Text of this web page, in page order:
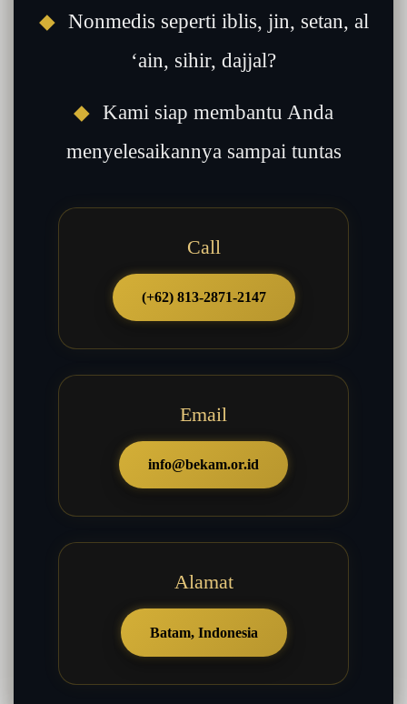
◆ Nonmedis seperti iblis, jin, setan, al
‘ain, sihir, dajjal?
◆ Kami siap membantu Anda
menyelesaikannya sampai tuntas
Call
(+62) 813-2871-2147
Email
info@bekam.or.id
Alamat
Batam, Indonesia